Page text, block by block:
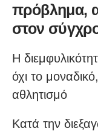
πρόβλημα,
στον
Η
όχι το
αθλητισμό
Κατά την